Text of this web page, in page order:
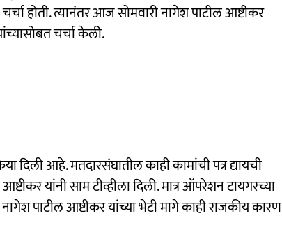
होती. त्यानंतर आज सोमवारी नागेश पाटील आष्टीकर
चर्चा केली.
दिली आहे. मतदारसंघातील काही कामांची पत्र द्यायची
यांनी साम टीव्हीला दिली. मात्र ऑपरेशन टायगरच्या
पाटील आष्टीकर यांच्या भेटी मागे काही राजकीय कारण